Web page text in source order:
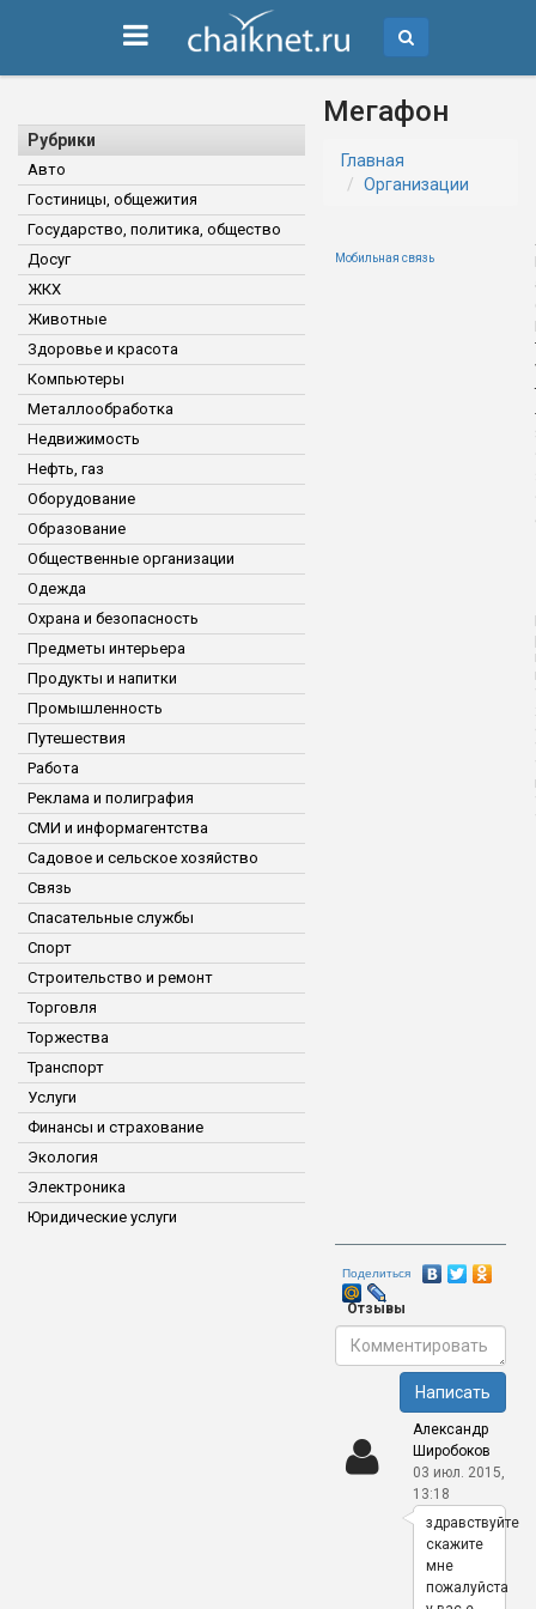
Рубрики
Авто
Гостиницы, общежития
Государство, политика, общество
Досуг
ЖКХ
Животные
Здоровье и красота
Компьютеры
Металлообработка
Недвижимость
Нефть, газ
Оборудование
Образование
Общественные организации
Одежда
Охрана и безопасность
Предметы интерьера
Продукты и напитки
Промышленность
Путешествия
Работа
Реклама и полиграфия
СМИ и информагентства
Садовое и сельское хозяйство
Связь
Спасательные службы
Спорт
Строительство и ремонт
Торговля
Торжества
Транспорт
Услуги
Финансы и страхование
Экология
Электроника
Юридические услуги
Мегафон
Главная
Организации
Мобильная связь
Поделиться
Отзывы
Написать
Александр
Широбоков
03 июл. 2015,
13:18
здравствуйте
скажите
мне
пожалуйста